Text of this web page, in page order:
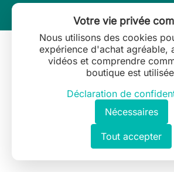
Votre vie privée
Nous utilisons des cookies
expérience d'achat agréable,
vidéos et comprendre
boutique est
Déclaration de
Nécessaires
Tout accepter